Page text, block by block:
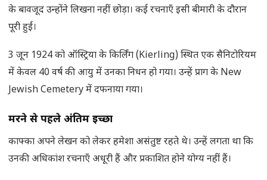
के बावजूद उन्होंने लिखना नहीं छोड़ा। कई रचनाएँ इसी बीमारी के दौरान
पूरी हुईं।
3 जून 1924 को ऑस्ट्रिया के किर्लिंग (Kierling) स्थित एक सैनिटोरियम
में केवल 40 वर्ष की आयु में उनका निधन हो गया। उन्हें प्राग के New
Jewish Cemetery में दफनाया गया।
मरने से पहले अंतिम इच्छा
काफ्का अपने लेखन को लेकर हमेशा असंतुष्ट रहते थे। उन्हें लगता था कि
उनकी अधिकांश रचनाएँ अधूरी हैं और प्रकाशित होने योग्य नहीं हैं।